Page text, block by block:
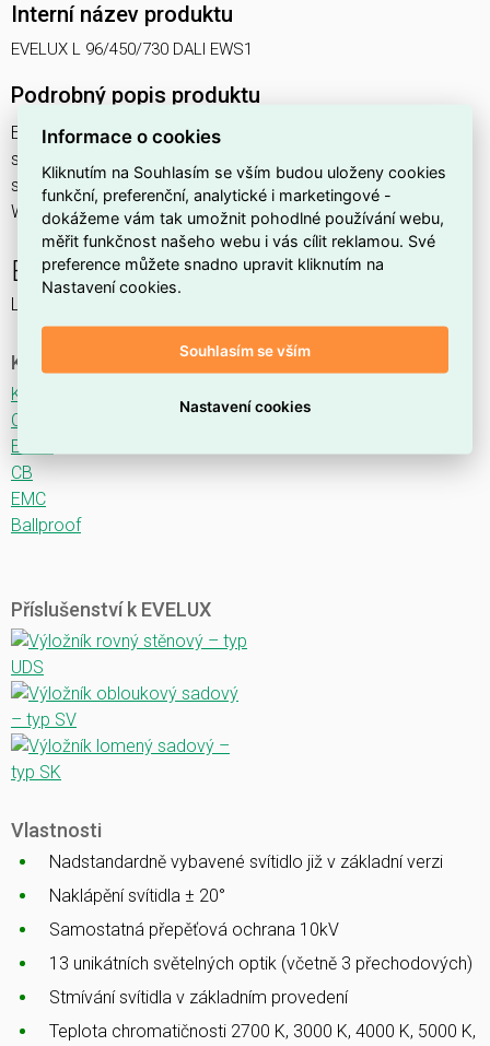
Interní název produktu
EVELUX L 96/450/730 DALI EWS1
Podrobný popis produktu
EVELUX L 96/450/730 DALI EWS1 154W IP66
svítidlo pouliční s modulem LED, spektrum 730A3, regulace
stmívání ovládané DALI protokolem, optika EWS1 (Extra
Wide Street TYPE III - M)
EVELUX
LED svítidlo pro osvětlení komunikací.
Ke stažení
Katalogový list
CE
ENEC
CB
EMC
Ballproof
Příslušenství k EVELUX
Vlastnosti
Nadstandardně vybavené svítidlo již v základní verzi
Naklápění svítidla ± 20°
Samostatná přepěťová ochrana 10kV
13 unikátních světelných optik (včetně 3 přechodových)
Stmívání svítidla v základním provedení
Teplota chromatičnosti 2700 K, 3000 K, 4000 K, 5000 K,
Informace o cookies
Kliknutím na Souhlasím se vším budou uloženy cookies
funkční, preferenční, analytické i marketingové -
dokážeme vám tak umožnit pohodlné používání webu,
měřit funkčnost našeho webu i vás cílit reklamou. Své
preference můžete snadno upravit kliknutím na
Nastavení cookies.
Souhlasím se vším
Nastavení cookies